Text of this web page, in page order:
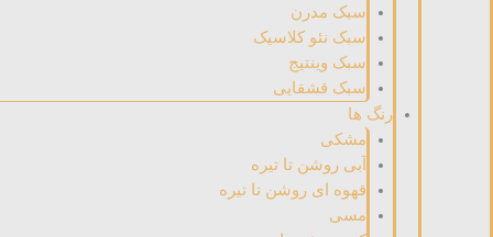
سبک مدرن
سبک نئو کلاسیک
سبک وینتیج
سبک قشقایی
رنگ ها
مشکی
آبی روشن تا تیره
قهوه ای روشن تا تیره
مسی